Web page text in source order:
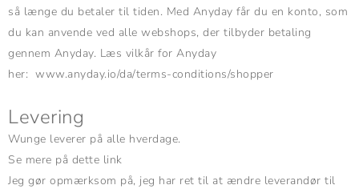
så længe du betaler til tiden. Med Anyday får du en konto, som
du kan anvende ved alle webshops, der tilbyder betaling
gennem Anyday. Læs vilkår for Anyday
her: www.anyday.io/da/terms-conditions/shopper
Levering
Wunge leverer på alle hverdage.
Se mere på dette link
Jeg gør opmærksom på, jeg har ret til at ændre leverandør til